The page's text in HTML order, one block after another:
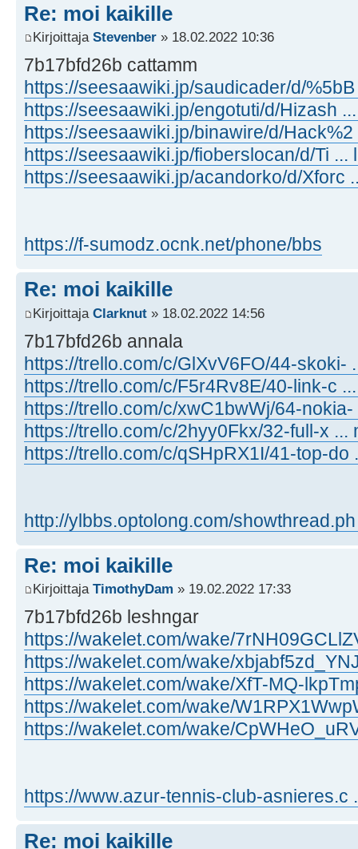
Re: moi kaikille
Kirjoittaja Stevenber » 18.02.2022 10:36
7b17bfd26b cattamm
https://seesaawiki.jp/saudicader/d/
https://seesaawiki.jp/engotuti/d/Hizash
https://seesaawiki.jp/binawire/d/
https://seesaawiki.jp/fioberslocan/d/Ti ...
https://seesaawiki.jp/acandorko/d/Xforc
https://f-sumodz.ocnk.net/phone/bbs
Re: moi kaikille
Kirjoittaja Clarknut » 18.02.2022 14:56
7b17bfd26b annala
https://trello.com/c/GlXvV6FO/44-skoki-
https://trello.com/c/F5r4Rv8E/40-link-c
https://trello.com/c/xwC1bwWj/64-
https://trello.com/c/2hyy0Fkx/32-full-x ...
https://trello.com/c/qSHpRX1I/41-top-do
http://ylbbs.optolong.com/
Re: moi kaikille
Kirjoittaja TimothyDam » 19.02.2022 17:33
7b17bfd26b leshngar
https://wakelet.com/wake/
https://wakelet.com/wake/
https://wakelet.com/wake/XfT-MQ-
https://wakelet.com/wake/
https://wakelet.com/wake/
https://www.azur-tennis-club-asnieres.c
Re: moi kaikille